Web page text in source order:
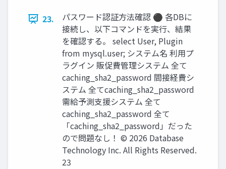
23.
パスワード認証方法確認 ⚫ 各DBに
接続し、以下コマンドを実行、結果
を確認する。 select User, Plugin
from mysql.user; システム名 利用プ
ラグイン 販促費管理システム 全て
caching_sha2_password 間接経費シ
ステム 全てcaching_sha2_password
需給予測支援システム 全て
caching_sha2_password 全て
「caching_sha2_password」だった
ので問題なし！ © 2026 Database
Technology Inc. All Rights Reserved.
23